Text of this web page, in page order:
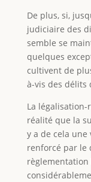
De plus, si,
judiciaire des
semble se
quelques
cultivent de
à-vis des délits
La
réalité que la
y a de cela une
renforcé par le